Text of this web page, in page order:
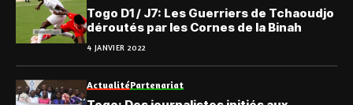
Togo D1 / J7: Les Guerriers de Tchaoudjo
déroutés par les Cornes de la Binah
4 JANVIER 2022
ActualitéPartenariat